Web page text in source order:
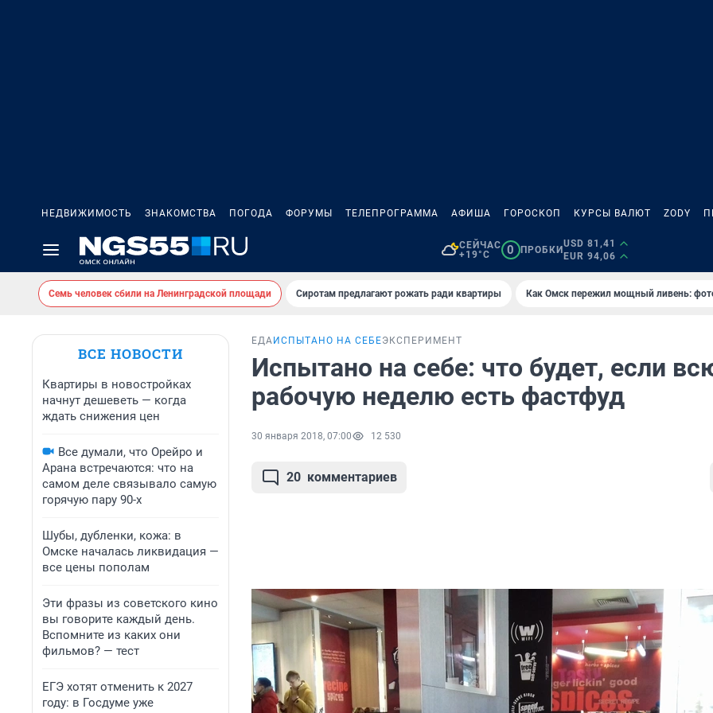
НЕДВИЖИМОСТЬ ЗНАКОМСТВА ПОГОДА ФОРУМЫ ТЕЛЕПРОГРАММА АФИША ГОРОСКОП КУРСЫ ВАЛЮТ ZODY
СЕЙЧАС
+19°C
0 ПРОБКИ
USD 81,41
EUR 94,06
Семь человек сбили на Ленинградской площади Сиротам предлагают рожать ради квартиры Как Омск пережил мощный ливень:
ВСЕ НОВОСТИ
Квартиры в новостройках
начнут дешеветь — когда
ждать снижения цен
Все думали, что Орейро и
Арана встречаются: что на
самом деле связывало самую
горячую пару 90-х
Шубы, дубленки, кожа: в
Омске началась ликвидация —
все цены пополам
Эти фразы из советского кино
вы говорите каждый день.
Вспомните из каких они
фильмов? — тест
ЕГЭ хотят отменить к 2027
году: в Госдуме уже
ЕДА ИСПЫТАНО НА СЕБЕЭКСПЕРИМЕНТ
Испытано на себе: что будет, если
рабочую неделю есть фастфуд
30 января 2018, 07:00 12 530
20 комментариев